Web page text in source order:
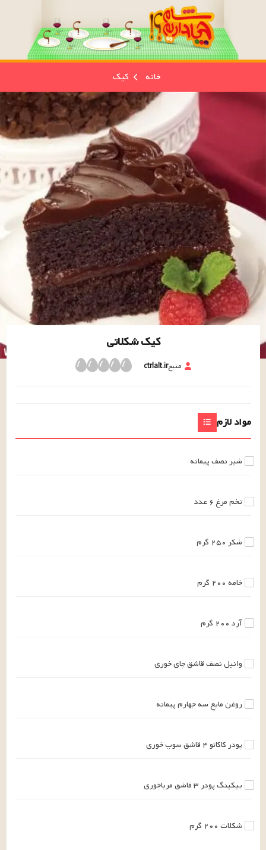
خانه کیک
کیک شکلاتی
منبعctrlalt.ir
مواد لازم
شیر نصفپیمانه
تخم مرغ ۶ عدد
شکر ۲۵۰ گرم
خامه ۲۰۰ گرم
آرد ۲۰۰ گرم
وانیلنصفقاشق چای خوری
روغن مایع سه جهارمپیمانه
پودر کاکائو۴ قاشق سوپ خوری
بیکینگ پودر ۳قاشق مرباخوری
شکلات ۲۰۰ گرم